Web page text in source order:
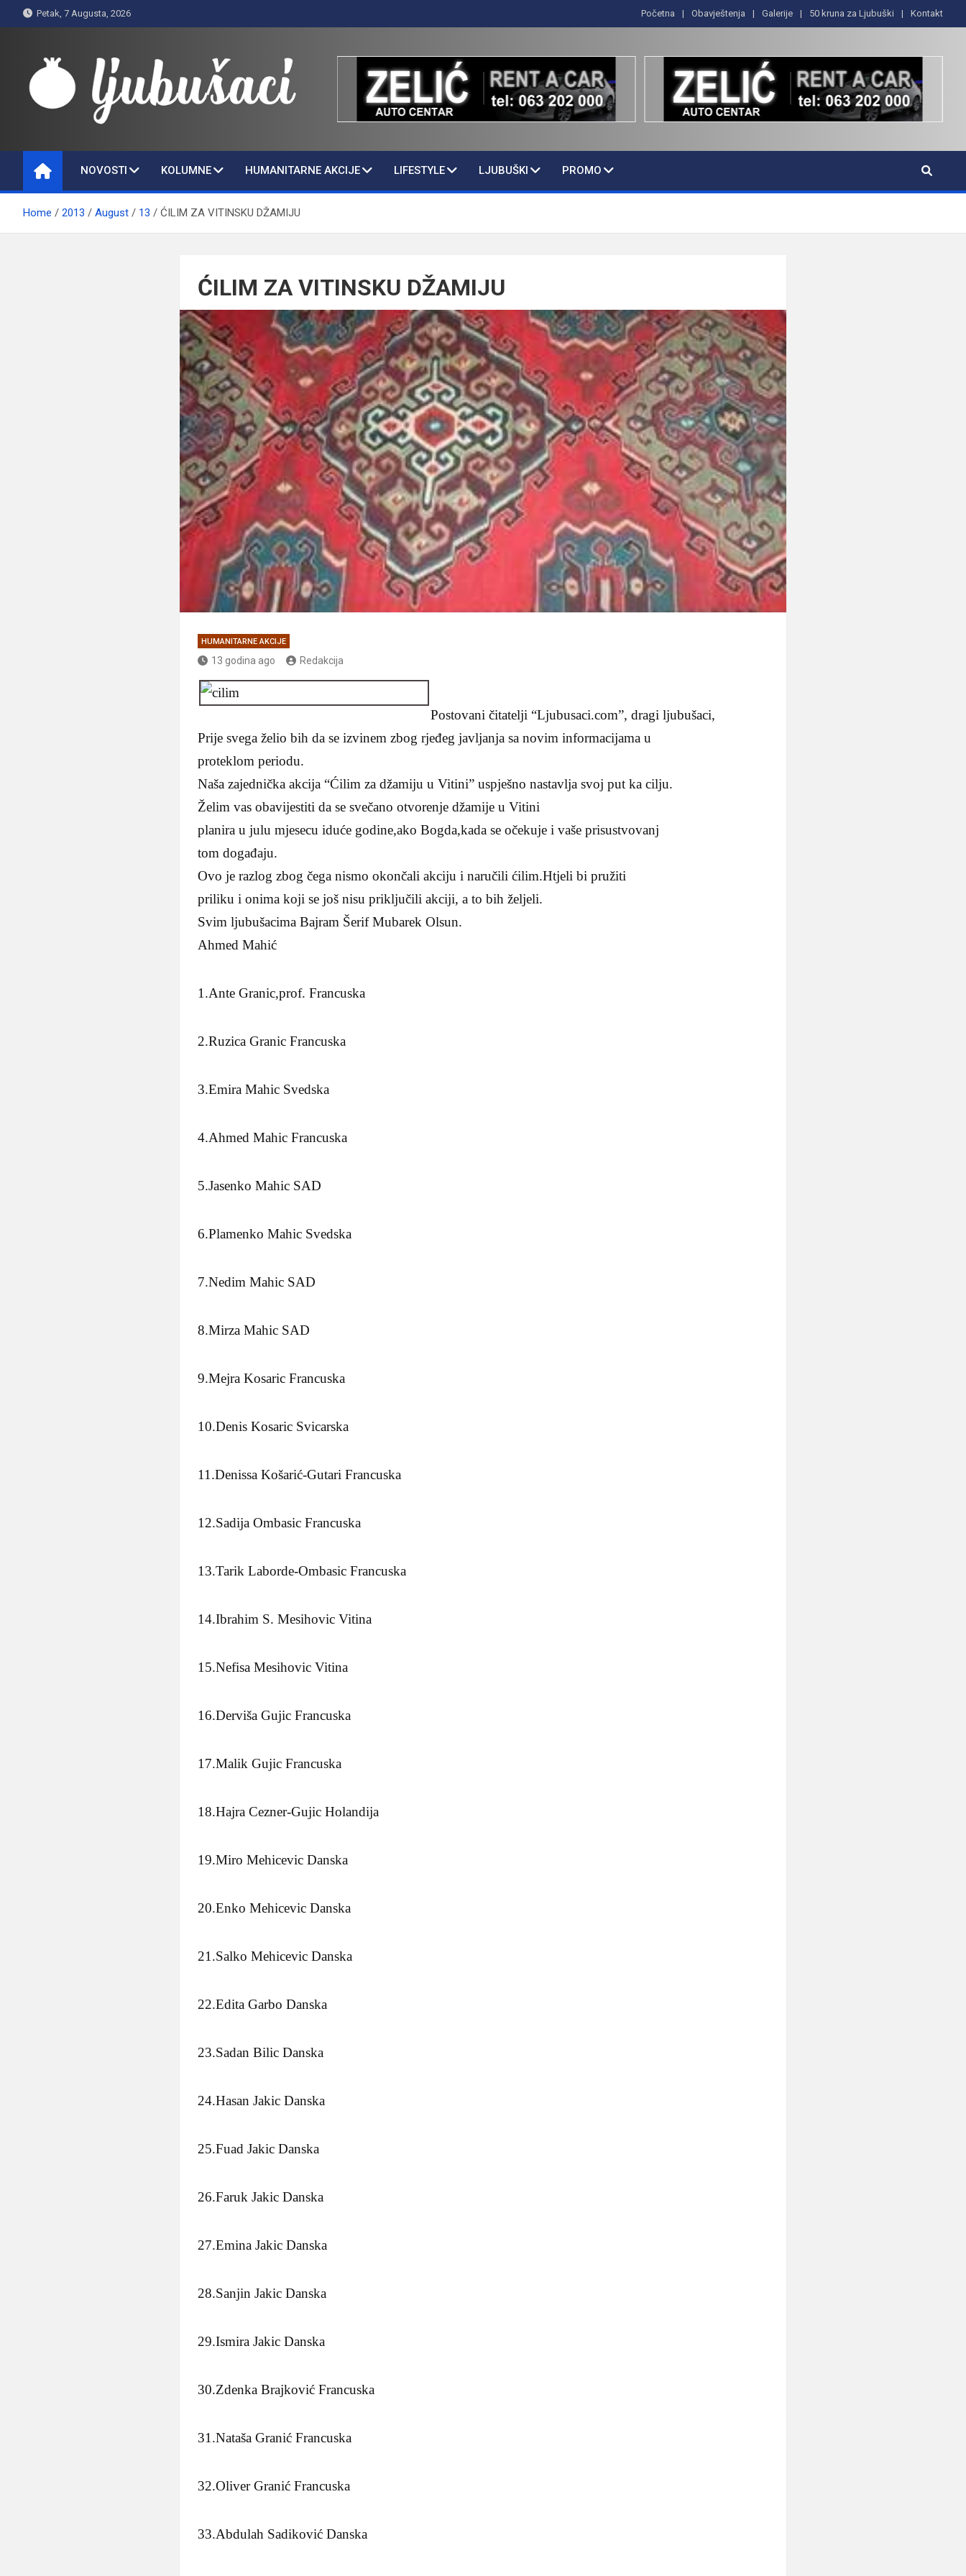
to
Petak, 7 Augusta, 2026 Početna Obavještenja Galerije 50 kruna za Ljubuški Kontakt
Ljubušaci
NOVOSTI KOLUMNE HUMANITARNE AKCIJE LIFESTYLE LJUBUŠKI PROMO
Home 2013 August 13 ĆILIM ZA VITINSKU DŽAMIJU
ĆILIM ZA VITINSKU DŽAMIJU
HUMANITARNE AKCIJE
13 godina ago Redakcija
Postovani čitatelji “Ljubusaci.com”, dragi ljubušaci,
Prije svega želio bih da se izvinem zbog rjeđeg javljanja sa novim informacijama u
proteklom periodu.
Naša zajednička akcija “Ćilim za džamiju u Vitini” uspješno nastavlja svoj put ka cilju.
Želim vas obavijestiti da se svečano otvorenje džamije u Vitini
planira u julu mjesecu iduće godine,ako Bogda,kada se očekuje i vaše prisustvovanj
tom događaju.
Ovo je razlog zbog čega nismo okončali akciju i naručili ćilim.Htjeli bi pružiti
priliku i onima koji se još nisu priključili akciji, a to bih željeli.
Svim ljubušacima Bajram Šerif Mubarek Olsun.
Ahmed Mahić
1.Ante Granic,prof. Francuska
2.Ruzica Granic Francuska
3.Emira Mahic Svedska
4.Ahmed Mahic Francuska
5.Jasenko Mahic SAD
6.Plamenko Mahic Svedska
7.Nedim Mahic SAD
8.Mirza Mahic SAD
9.Mejra Kosaric Francuska
10.Denis Kosaric Svicarska
11.Denissa Košarić-Gutari Francuska
12.Sadija Ombasic Francuska
13.Tarik Laborde-Ombasic Francuska
14.Ibrahim S. Mesihovic Vitina
15.Nefisa Mesihovic Vitina
16.Derviša Gujic Francuska
17.Malik Gujic Francuska
18.Hajra Cezner-Gujic Holandija
19.Miro Mehicevic Danska
20.Enko Mehicevic Danska
21.Salko Mehicevic Danska
22.Edita Garbo Danska
23.Sadan Bilic Danska
24.Hasan Jakic Danska
25.Fuad Jakic Danska
26.Faruk Jakic Danska
27.Emina Jakic Danska
28.Sanjin Jakic Danska
29.Ismira Jakic Danska
30.Zdenka Brajković Francuska
31.Nataša Granić Francuska
32.Oliver Granić Francuska
33.Abdulah Sadiković Danska